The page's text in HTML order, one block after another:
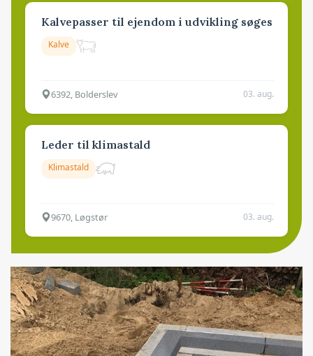
Kalvepasser til ejendom i udvikling søges
Kalve
6392, Bolderslev 03. aug.
Leder til klimastald
Klimastald
9670, Løgstør 03. aug.